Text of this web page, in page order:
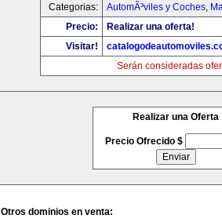
Categorias:
AutomÃ³viles y Coches,
Precio:
Realizar una oferta!
Visitar!
Serán consideradas
Realizar una Oferta
Precio Ofrecido $
Otros dominios en venta: